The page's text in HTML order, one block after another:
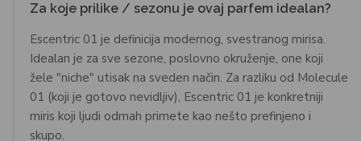
Za koje prilike / sezonu je ovaj parfem idealan?
Escentric 01 je definicija modernog, svestranog mirisa.
Idealan je za sve sezone, poslovno okruženje, one koji
žele "niche" utisak na sveden način. Za razliku od Molecule
01 (koji je gotovo nevidljiv), Escentric 01 je konkretniji
miris koji ljudi odmah primete kao nešto prefinjeno i
skupo.